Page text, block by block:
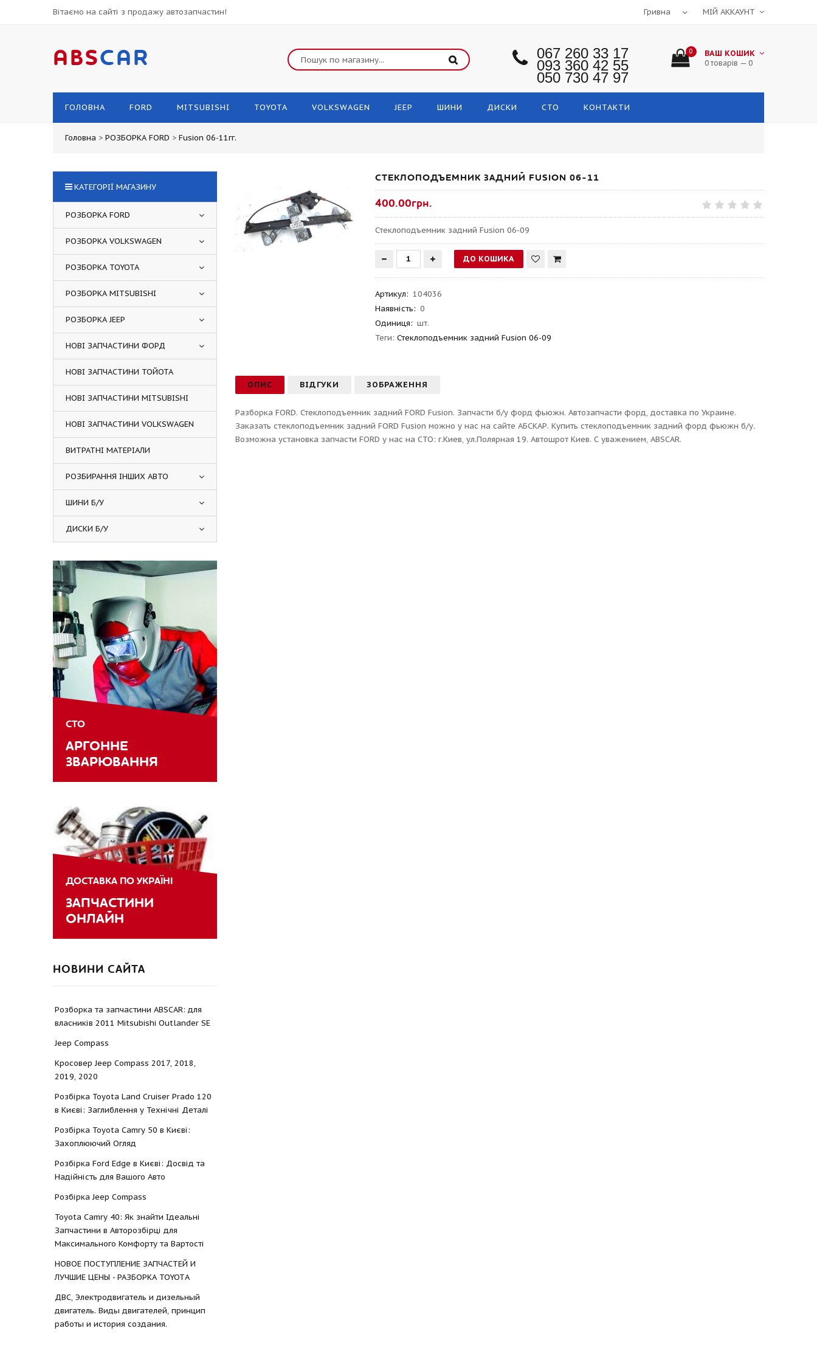
Вітаємо на сайті з продажу автозапчастин! МІЙ АККАУНТ
ABSCAR 067 260 33 17
093 360 42 55
050 730 47 97
0 ВАШ КОШИК
0 товарів — 0
ГОЛОВНА FORD MITSUBISHI TOYOTA VOLKSWAGEN JEEP ШИНИ ДИСКИ СТО КОНТАКТИ
Головна > РОЗБОРКА FORD > Fusion 06-11гг.
СТЕКЛОПОДЪЕМНИК ЗАДНИЙ FUSION 06-11
400.00грн.
Стеклоподъемник задний Fusion 06-09
Артикул: 104036
Наявність: 0
Одиниця: шт.
Теги:Стеклоподъемник задний Fusion 06-09
ОПИС ВІДГУКИ ЗОБРАЖЕННЯ
Разборка FORD. Стеклоподъемник задний FORD Fusion. Запчасти б/у форд фьюжн. Автозапчасти форд, доставка по Украине.
Заказать стеклоподъемник задний FORD Fusion можно у нас на сайте АБСКАР. Купить стеклоподъемник задний форд фьюжн б/у.
Возможна установка запчасти FORD у нас на СТО: г.Киев, ул.Полярная 19. Автошрот Киев. С уважением, ABSCAR.
КАТЕГОРІЇ МАГАЗИНУ
РОЗБОРКА FORD
РОЗБОРКА VOLKSWAGEN
РОЗБОРКА TOYOTA
РОЗБОРКА MITSUBISHI
РОЗБОРКА JEEP
НОВІ ЗАПЧАСТИНИ ФОРД
НОВІ ЗАПЧАСТИНИ ТОЙОТА
НОВІ ЗАПЧАСТИНИ MITSUBISHI
НОВІ ЗАПЧАСТИНИ VOLKSWAGEN
ВИТРАТНІ МАТЕРІАЛИ
РОЗБИРАННЯ ІНШИХ АВТО
ШИНИ Б/У
ДИСКИ Б/У
СТО
АРГОННЕ
ЗВАРЮВАННЯ
ДОСТАВКА ПО УКРАЇНІ
ЗАПЧАСТИНИ
ОНЛАЙН
НОВИНИ САЙТА
Розборка та запчастини ABSCAR: для
власників 2011 Mitsubishi Outlander SE
Jeep Compass
Кросовер Jeep Compass 2017, 2018,
2019, 2020
Розбірка Toyota Land Cruiser Prado 120
в Києві: Заглиблення у Технічні Деталі
Розбірка Toyota Camry 50 в Києві:
Захоплюючий Огляд
Розбірка Ford Edge в Києві: Досвід та
Надійність для Вашого Авто
Розбірка Jeep Compass
Toyota Camry 40: Як знайти Ідеальні
Запчастини в Авторозбірці для
Максимального Комфорту та Вартості
НОВОЕ ПОСТУПЛЕНИЕ ЗАПЧАСТЕЙ И
ЛУЧШИЕ ЦЕНЫ - РАЗБОРКА TOYOTА
ДВС, Электродвигатель и дизельный
двигатель. Виды двигателей, принцип
работы и история создания.